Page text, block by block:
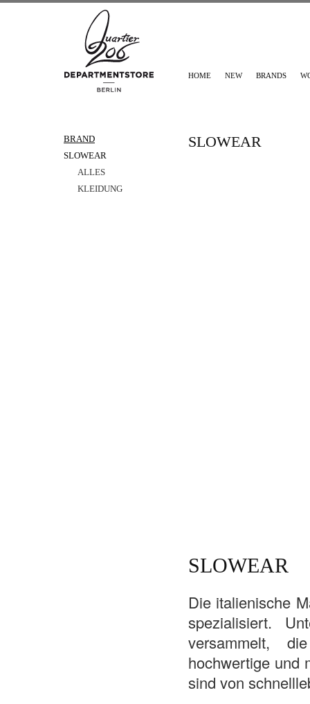
HOME NEW BRANDS
BRAND
SLOWEAR
ALLES
KLEIDUNG
SLOWEAR
SLOWEAR
Die italienische
spezialisiert.
versammelt,
hochwertige und
sind von